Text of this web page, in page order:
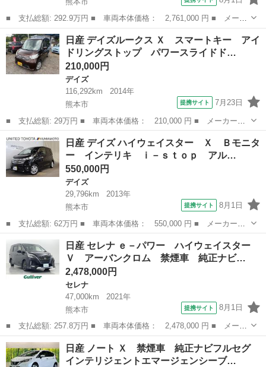
■ 支払総額: 292.9万円 ■ 車両本体価格： 2,761,000 円 ■ メーカ
ー名： 日産 ■ 車種名： セレナ ■ グレード名： ｅ－パワー
ハイウェイスターＶ 純正１０型ナビ 後席モニター 全周囲カメ
ラ セーフ...
熊本 熊本市 セレナ
日産 デイズルークス Ｘ スマートキー アイ
ドリングストップ パワースライドド…
210,000円
デイズ
116,292km
2014年
熊本市
提携サイト 7月23日
■ 支払総額: 29万円 ■ 車両本体価格： 210,000 円 ■ メーカー
名： 日産 ■ 車種名： デイズルークス ■ グレード名： Ｘ ス
マートキー アイドリングストップ パワースライドドア ナビ フ
ルセグＴＶ Ｂｌ...
熊本 熊本市 デイズ
日産 デイズ ハイウェイスター Ｘ Ｂモニタ
ー インテリキ ｉ－ｓｔｏｐ アル…
550,000円
デイズ
29,796km
2013年
熊本市
提携サイト 8月1日
■ 支払総額: 62万円 ■ 車両本体価格： 550,000 円 ■ メーカー
名： 日産 ■ 車種名： デイズ ■ グレード名： ハイウェイスタ
ー Ｘ Ｂモニター インテリキ ｉ－ｓｔｏｐ アルミ ＷＳＲ
Ｓ ベンチ席 キー...
熊本市 デイズ
日産 セレナ ｅ－パワー ハイウェイスター
Ｖ アーバンクロム 禁煙車 純正ナビ…
2,478,000円
セレナ
47,000km
2021年
熊本市
提携サイト 8月1日
■ 支払総額: 257.8万円 ■ 車両本体価格： 2,478,000 円 ■ メーカ
ー名： 日産 ■ 車種名： セレナ ■ グレード名： ｅ－パワー
ハイウェイスターＶ アーバンクロム 禁煙車 純正ナビ（ＣＤ・Ｄ
ＶＤ・フ...
熊本 熊本市 セレナ
日産 ノート Ｘ 禁煙車 純正ナビフルセグ
インテリジェントエマージェンシーブ…